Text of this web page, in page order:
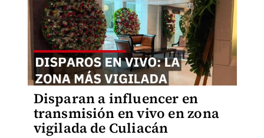
Disparan a influencer en
transmisión en vivo en zona
vigilada de Culiacán